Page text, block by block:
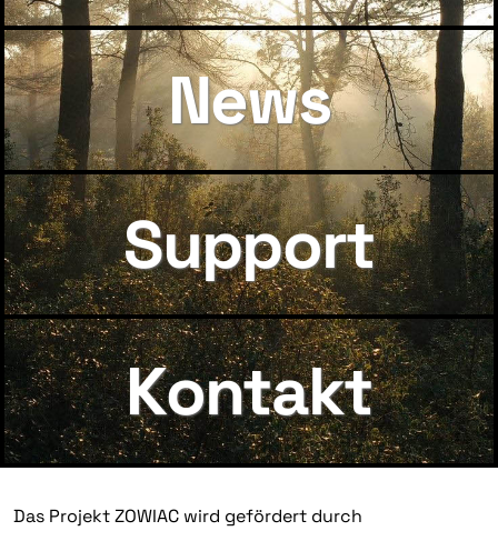
News
Support
Kontakt
Das Projekt ZOWIAC wird gefördert durch